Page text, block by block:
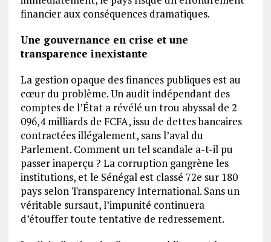
financier aux conséquences dramatiques.
Une gouvernance en crise et une
transparence inexistante
La gestion opaque des finances publiques est au
cœur du problème. Un audit indépendant des
comptes de l’État a révélé un trou abyssal de 2
096,4 milliards de FCFA, issu de dettes bancaires
contractées illégalement, sans l’aval du
Parlement. Comment un tel scandale a-t-il pu
passer inaperçu ? La corruption gangrène les
institutions, et le Sénégal est classé 72e sur 180
pays selon Transparency International. Sans un
véritable sursaut, l’impunité continuera
d’étouffer toute tentative de redressement.